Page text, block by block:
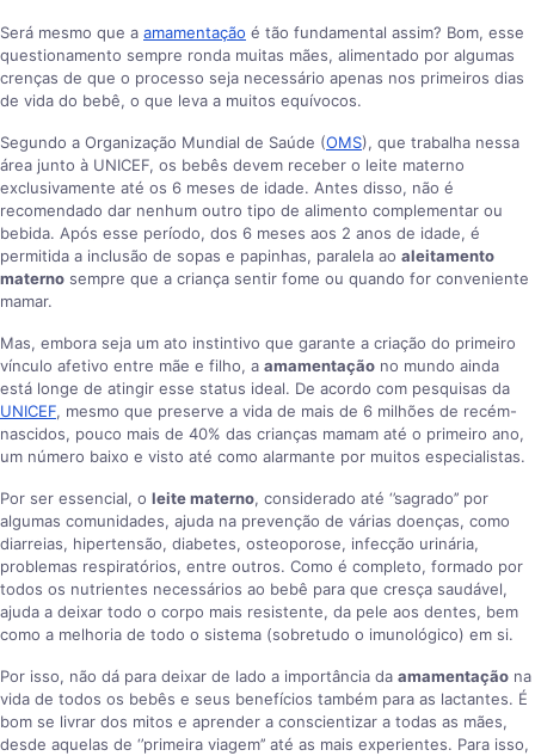
Será mesmo que a amamentação é tão fundamental assim? Bom, esse
questionamento sempre ronda muitas mães, alimentado por algumas
crenças de que o processo seja necessário apenas nos primeiros dias
de vida do bebê, o que leva a muitos equívocos.
Segundo a Organização Mundial de Saúde (OMS), que trabalha nessa
área junto à UNICEF, os bebês devem receber o leite materno
exclusivamente até os 6 meses de idade. Antes disso, não é
recomendado dar nenhum outro tipo de alimento complementar ou
bebida. Após esse período, dos 6 meses aos 2 anos de idade, é
permitida a inclusão de sopas e papinhas, paralela ao aleitamento
materno sempre que a criança sentir fome ou quando for conveniente
mamar.
Mas, embora seja um ato instintivo que garante a criação do primeiro
vínculo afetivo entre mãe e filho, a amamentação no mundo ainda
está longe de atingir esse status ideal. De acordo com pesquisas da
UNICEF, mesmo que preserve a vida de mais de 6 milhões de recém-
nascidos, pouco mais de 40% das crianças mamam até o primeiro ano,
um número baixo e visto até como alarmante por muitos especialistas.
Por ser essencial, o leite materno, considerado até ‘’sagrado’’ por
algumas comunidades, ajuda na prevenção de várias doenças, como
diarreias, hipertensão, diabetes, osteoporose, infecção urinária,
problemas respiratórios, entre outros. Como é completo, formado por
todos os nutrientes necessários ao bebê para que cresça saudável,
ajuda a deixar todo o corpo mais resistente, da pele aos dentes, bem
como a melhoria de todo o sistema (sobretudo o imunológico) em si.
Por isso, não dá para deixar de lado a importância da amamentação na
vida de todos os bebês e seus benefícios também para as lactantes. É
bom se livrar dos mitos e aprender a conscientizar a todas as mães,
desde aquelas de ‘’primeira viagem’’ até as mais experientes. Para isso,